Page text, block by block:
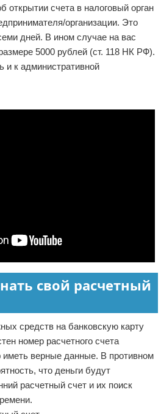
открытии счета в налоговый орган
организации. Это
дней. В ином случае на вас
5000 рублей (ст. 118 НК РФ).
и к административной
свой расчетный
средств на банковскую карту
номер расчетного счета
иметь верные данные. В противном
что деньги будут
расчетный счет и их поиск